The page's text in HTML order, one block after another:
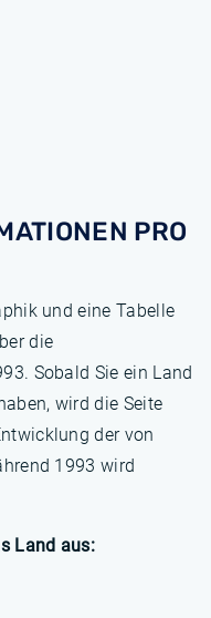
PRO
und eine Tabelle
die
Sobald Sie ein Land
wird die Seite
der von
1993 wird
Land aus: